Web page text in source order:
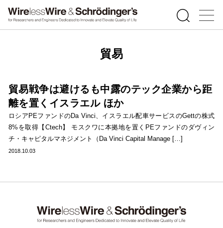
貿易
貿易戦争は避けるも中露のテック企業から距
離を置くイスラエル ほか
ロシアPEファンドのDa Vinci、イスラエル配車サービスのGettの株式
8%を取得【Ctech】 モスクワに本拠地を置くPEファンドのダヴィン
チ・キャピタルマネジメント（Da Vinci Capital Manage […]
2018.10.03